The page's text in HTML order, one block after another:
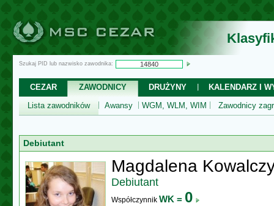
Szukaj PID lub nazwisko zawodnika:
CEZAR ZAWODNICY DRUŻYNY
KALENDARZ I
Lista zawodników
Awansy WGM, WLM, WIM Zawodnicy
Debiutant
Magdalena
Debiutant
Współczynnik WK = 0